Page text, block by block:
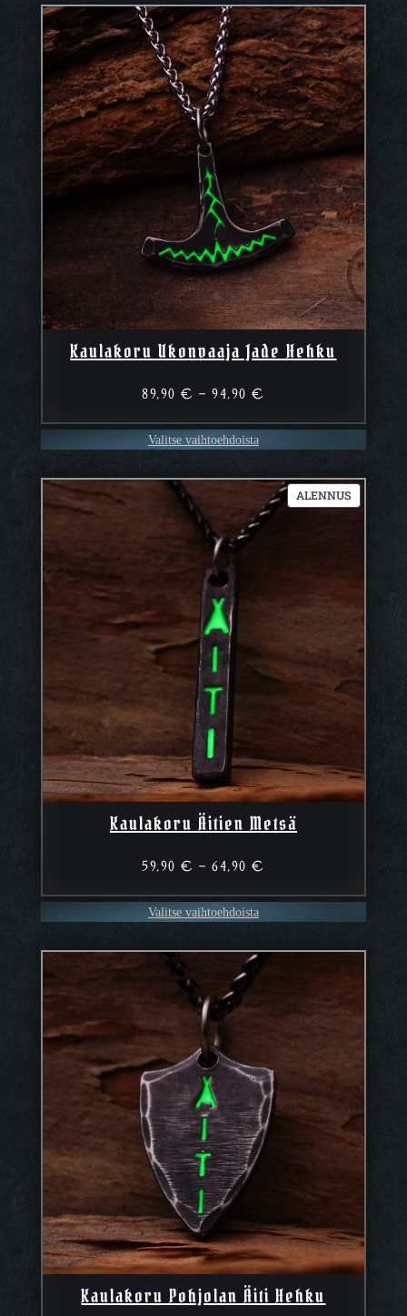
Kaulakoru Ukonvaaja Jade Hehku
89,90€ – 94,90€
–
94,90 €
Valitse vaihtoehdoista
ALENNUSTUOTE
Kaulakoru Äitien Metsä
59,90€ – 64,90€
–
64,90 €
Valitse vaihtoehdoista
Kaulakoru Pohjolan Äiti Hehku